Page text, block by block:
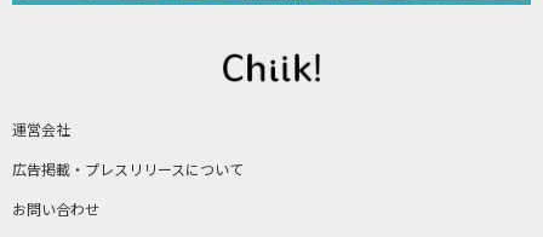
運営会社
広告掲載・プレスリリースについて
お問い合わせ